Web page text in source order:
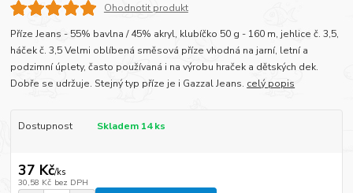
Ohodnotit produkt
Příze Jeans - 55% bavlna / 45% akryl, klubíčko 50 g - 160 m, jehlice č. 3,5,
háček č. 3,5 Velmi oblíbená směsová příze vhodná na jarní, letní a
podzimní úplety, často používaná i na výrobu hraček a dětských dek.
Dobře se udržuje. Stejný typ příze je i Gazzal Jeans. celý popis
Dostupnost Skladem 14 ks
37 Kč/ks
30,58 Kč bez DPH